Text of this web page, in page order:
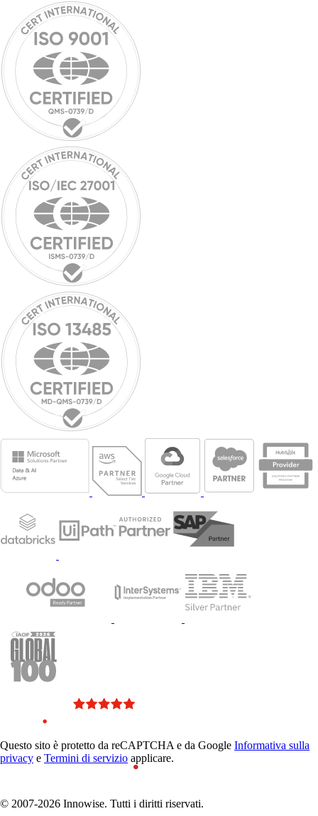
Questo sito è protetto da reCAPTCHA e da Google Informativa sulla
privacy e Termini di servizio applicare.
© 2007-2026 Innowise. Tutti i diritti riservati.